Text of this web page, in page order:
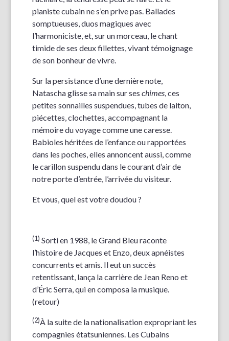
pianiste cubain ne s’en prive pas. Ballades
somptueuses, duos magiques avec
l’harmoniciste, et, sur un morceau, le chant
timide de ses deux fillettes, vivant témoignage
de son bonheur de vivre.
Sur la persistance d’une dernière note,
Natascha glisse sa main sur ses chimes, ces
petites sonnailles suspendues, tubes de laiton,
piécettes, clochettes, accompagnant la
mémoire du voyage comme une caresse.
Babioles héritées de l’enfance ou rapportées
dans les poches, elles annoncent aussi, comme
le carillon suspendu dans le courant d’air de
notre porte d’entrée, l’arrivée du visiteur.
Et vous, quel est votre doudou ?
(1) Sorti en 1988, le Grand Bleu raconte
l’histoire de Jacques et Enzo, deux apnéistes
concurrents et amis. Il eut un succès
retentissant, lança la carrière de Jean Reno et
d’Éric Serra, qui en composa la musique.
(retour)
(2)À la suite de la nationalisation expropriant les
compagnies étatsuniennes. Les Cubains